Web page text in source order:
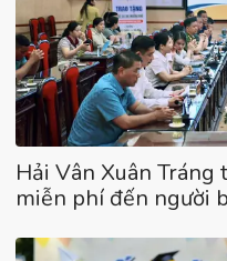
Hải Vân Xuân
miễn phí đến người